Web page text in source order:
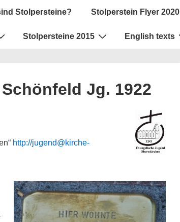
Stolpersteine? Stolperstein Flyer 2020
Stolpersteine 2015 English texts
Jg. 1922
http://jugend@kirche-